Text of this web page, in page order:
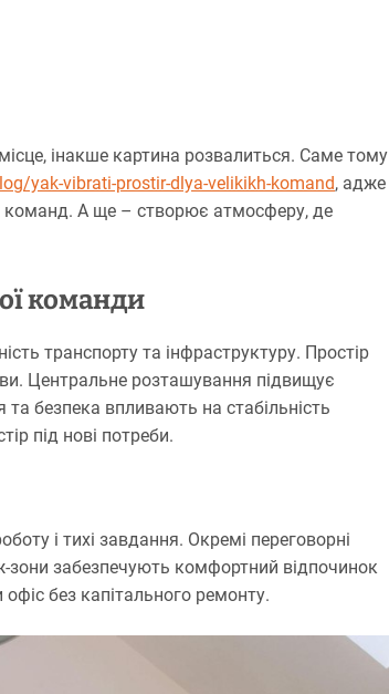
інакше картина розвалиться. Саме тому
yak-vibrati-prostir-dlya-velikikh-komand, адже
команд. А ще – створює атмосферу, де
команди
транспорту та інфраструктуру. Простір
Центральне розташування підвищує
та безпека впливають на стабільність
під нові потреби.
і тихі завдання. Окремі переговорні
забезпечують комфортний відпочинок
без капітального ремонту.